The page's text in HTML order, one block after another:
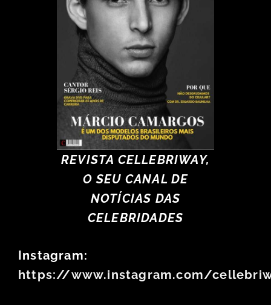
REVISTA CELLEBRIWAY,
O SEU CANAL DE
NOTÍCIAS DAS
CELEBRIDADES
Instagram:
https://www.instagram.com/